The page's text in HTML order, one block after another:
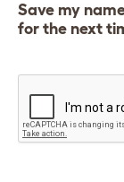
Save my
for the next